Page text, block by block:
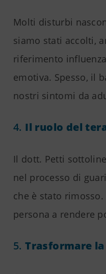
Molti disturbi
siamo stati accolti,
riferimento
emotiva. Spesso, il
nostri sintomi da
4. Il ruolo del
Il dott. Petti
nel processo di
che è stato
persona a rendere
5.Trasformare